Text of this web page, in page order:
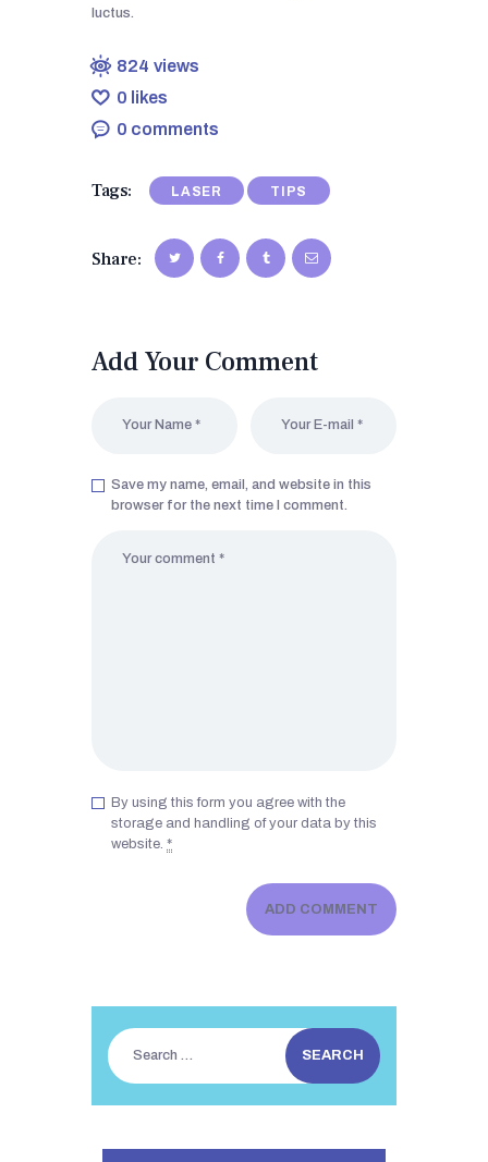
luctus.
824 views
0 likes
0 comments
Tags: LASER TIPS
Share:
Add Your Comment
Save my name, email, and website in this
browser for the next time I comment.
By using this form you agree with the
storage and handling of your data by this
website.*
Search
for: